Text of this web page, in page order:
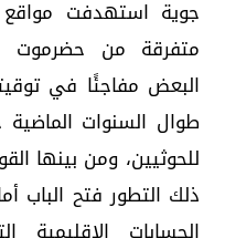
جوية استهدفت مواقع
متفرقة من حضرموت
البعض مفاجئًا في
طوال السنوات الماضية
للحوثيين، ومن بينها
ذلك التطور فتح الباب